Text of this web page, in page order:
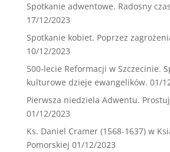
Spotkanie adwentowe. Radosny
17/12/2023
Spotkanie kobiet. Poprzez
10/12/2023
500-lecie Reformacji w Szczecinie.
kulturowe dzieje ewangelików. 01/
Pierwsza niedziela Adwentu.
01/12/2023
Ks. Daniel Cramer (1568-1637) w
Pomorskiej 01/12/2023